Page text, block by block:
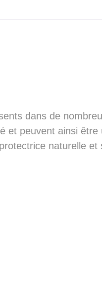
dans de
et peuvent ainsi être
naturelle et